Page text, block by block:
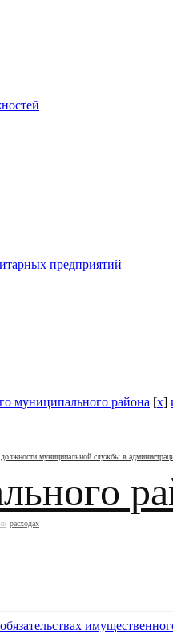
предприятий
муниципального района [x]
муниципальной службы в
расходах